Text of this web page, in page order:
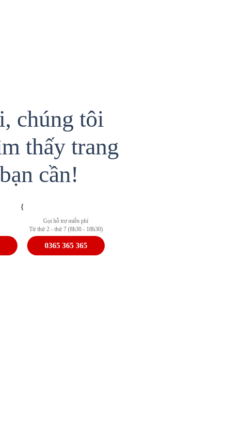
chúng tôi
thấy trang
cần!
{
Gọi hỗ trợ miễn phí
Từ thứ 2 - thứ 7 (8h30 - 18h30)
0365 365 365